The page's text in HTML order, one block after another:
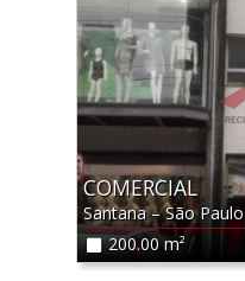
COMERCIAL
Santana–São Paulo
200.00 m²